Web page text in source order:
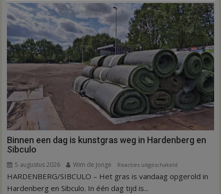
alle
kernen
Hardenberg
Binnen een dag is kunstgras weg in Hardenberg en
Sibculo
5 augustus 2026 Wim de Jonge Reacties uitgeschakeld
Binnen
HARDENBERG/SIBCULO – Het gras is vandaag opgerold in
Hardenberg en Sibculo. In één dag tijd is...